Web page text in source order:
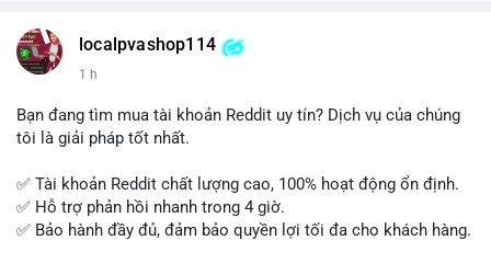
Đăng ký ngay hôm nay để nâng cao năng lực và mở rộng cơ
localpvashop114
1 h
Bạn đang tìm mua tài khoản Reddit uy tín? Dịch vụ của chúng
tôi là giải pháp tốt nhất.
✅ Tài khoản Reddit chất lượng cao, 100% hoạt động ổn định.
✅ Hỗ trợ phản hồi nhanh trong 4 giờ.
✅ Bảo hành đầy đủ, đảm bảo quyền lợi tối đa cho khách hàng.